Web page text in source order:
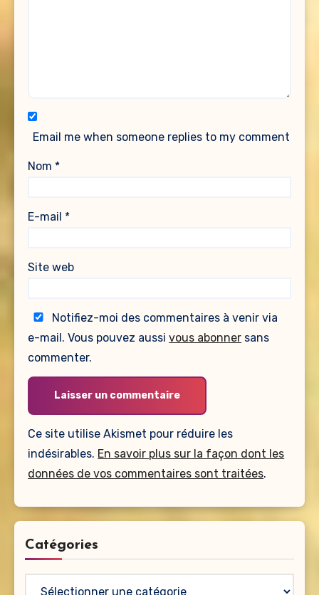
Email me when someone replies to my comment
Nom *
E-mail *
Site web
Notifiez-moi des commentaires à venir via
e-mail. Vous pouvez aussivous abonner sans
commenter.
Ce site utilise Akismet pour réduire les
indésirables. En savoir plus sur la façon dont les
données de vos commentaires sont traitées.
Catégories